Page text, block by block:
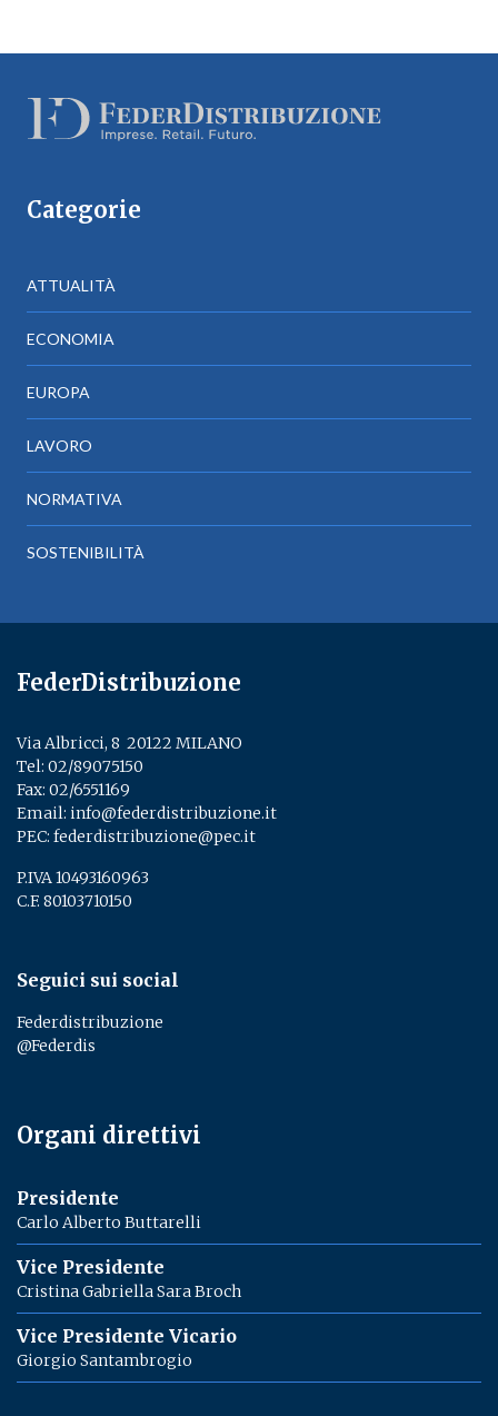
Categorie
ATTUALITÀ
ECONOMIA
EUROPA
LAVORO
NORMATIVA
SOSTENIBILITÀ
FederDistribuzione
Via Albricci, 8 ­ 20122 MILANO
Tel: 02/89075150
Fax: 02/6551169
Email: info@federdistribuzione.it
PEC: federdistribuzione@pec.it
P.IVA 10493160963
C.F. 80103710150
Seguici sui social
Federdistribuzione
@Federdis
Organi direttivi
Presidente
Carlo Alberto Buttarelli
Vice Presidente
Cristina Gabriella Sara Broch
Vice Presidente Vicario
Giorgio Santambrogio